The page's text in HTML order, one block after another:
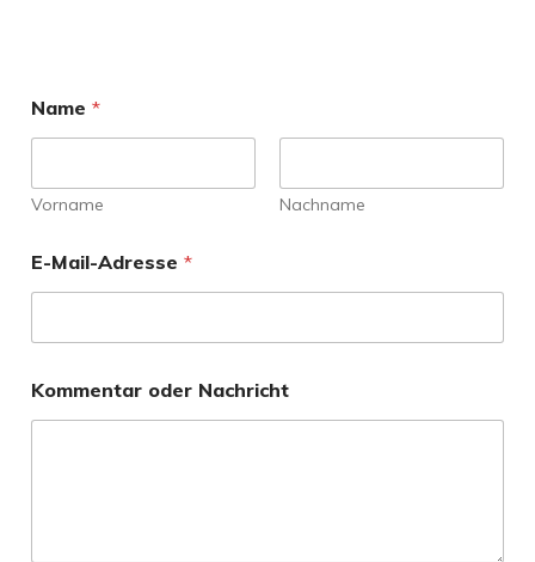
*
o
r
Name *
Vorname Nachname
E-Mail-Adresse *
Kommentar oder Nachricht